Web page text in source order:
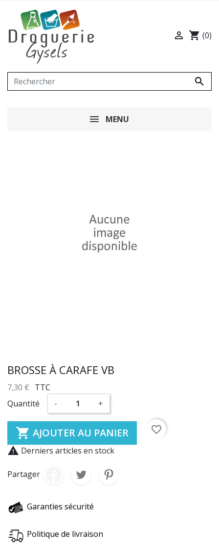

 shopping_cart (0)
MENU
BROSSE À CARAFE VB
7,30 € TTC
Quantité
- +
 AJOUTER AU PANIER
favorite_border
 Derniers articles en stock
Partager
Garanties sécurité
Politique de livraison